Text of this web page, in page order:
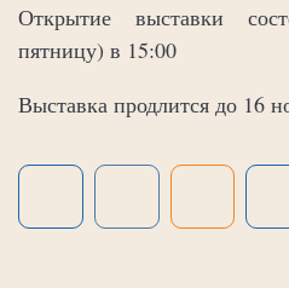
Открытие выставки
пятницу) в 15:00
Выставка продлится до 16